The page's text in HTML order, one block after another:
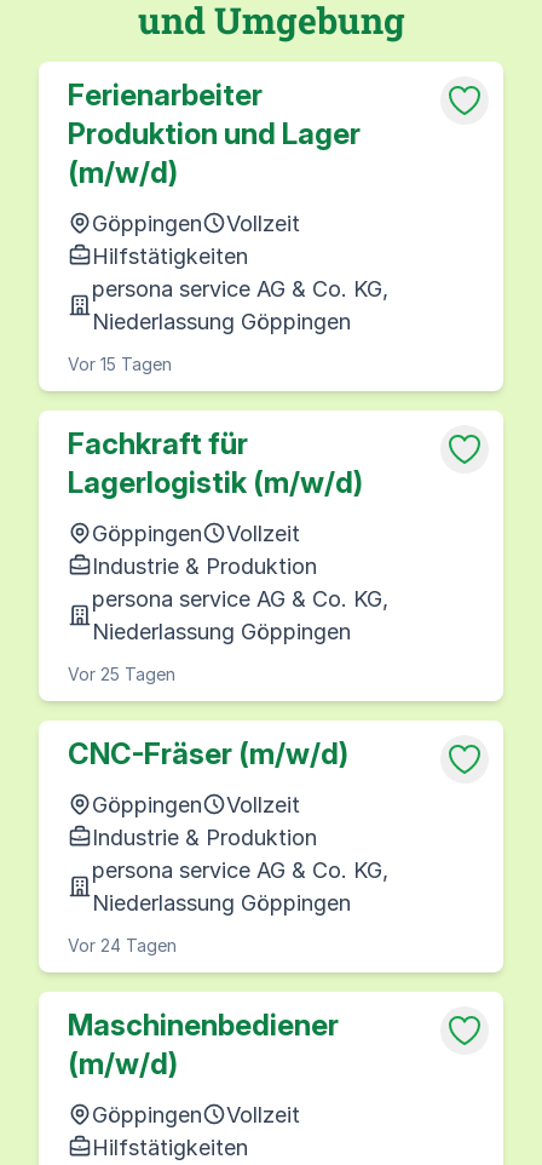
und Umgebung
Ferienarbeiter
Produktion und Lager
(m/w/d)
Göppingen
Vollzeit
Hilfstätigkeiten
persona service AG & Co. KG,
Niederlassung Göppingen
Vor 15 Tagen
Fachkraft für
Lagerlogistik (m/w/d)
Göppingen
Vollzeit
Industrie & Produktion
persona service AG & Co. KG,
Niederlassung Göppingen
Vor 25 Tagen
CNC-Fräser (m/w/d)
Göppingen
Vollzeit
Industrie & Produktion
persona service AG & Co. KG,
Niederlassung Göppingen
Vor 24 Tagen
Maschinenbediener
(m/w/d)
Göppingen
Vollzeit
Hilfstätigkeiten